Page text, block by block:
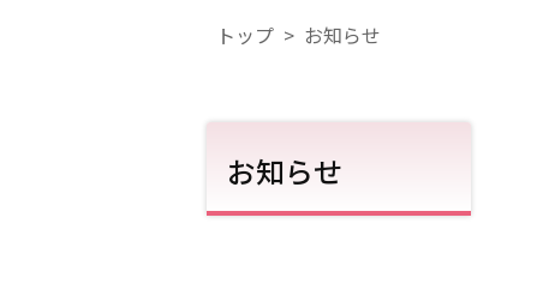
トップ > お知らせ
お知らせ